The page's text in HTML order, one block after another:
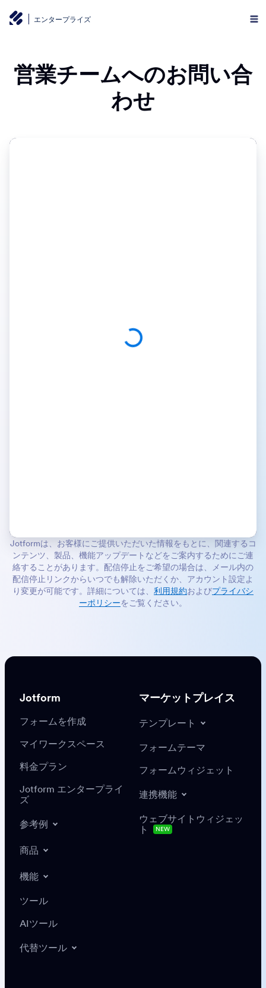
エンタープライズ
営業チームへのお問い合
わせ
Jotformは、お客様にご提供いただいた情報をもとに、関連するコ
ンテンツ、製品、機能アップデートなどをご案内するためにご連
絡することがあります。配信停止をご希望の場合は、メール内の
配信停止リンクからいつでも解除いただくか、アカウント設定よ
り変更が可能です。詳細については、 利用規約およびプライバシ
ーポリシーをご覧ください。
Jotform
フォームを作成
マイワークスペース
料金プラン
Jotform エンタープライ
ズ
参考例
商品
機能
ツール
AIツール
代替ツール
マーケットプレイス
テンプレート
フォームテーマ
フォームウィジェット
連携機能
ウェブサイトウィジェッ
ト
NEW